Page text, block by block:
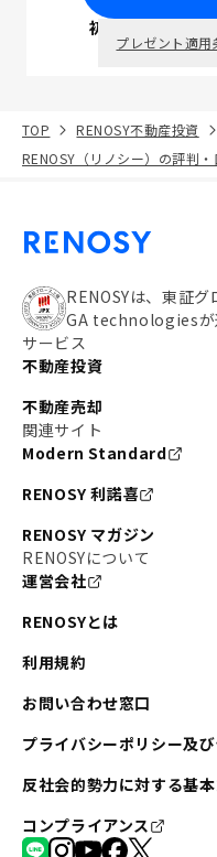
初回面談で
プレゼント適用
TOP RENOSY不動産投資
RENOSY（リノシー）の評判・
RENOSYは、東証
GA technologiesが
サービス
不動産投資
不動産売却
関連サイト
Modern Standard
RENOSY 利諾喜
RENOSY マガジン
RENOSYについて
運営会社
RENOSYとは
利用規約
お問い合わせ窓口
プライバシーポリシー及
反社会的勢力に対する基
コンプライアンス